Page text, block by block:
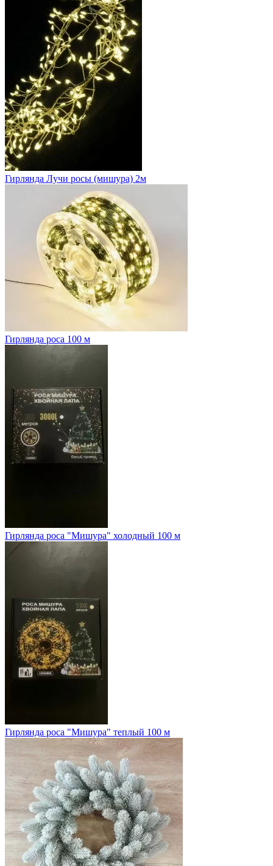
Гирлянда Лучи росы (мишура) 2м
Гирлянда роса 100 м
Гирлянда роса "Мишура" холодный 100 м
Гирлянда роса "Мишура" теплый 100 м